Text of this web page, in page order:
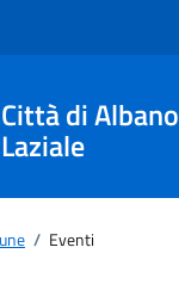
Città di Albano
Laziale
/ Eventi